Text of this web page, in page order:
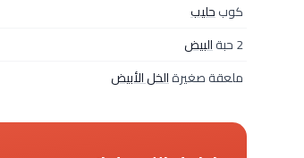
كوبحليب
2 حبة
البيض
ملعقة صغيرةالخل الأبيض